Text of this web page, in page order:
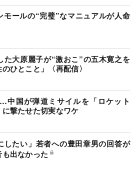
モールの“完璧”なマニュアルが人命
た大原麗子が“激おこ”の五木寛之を
ひとこと」〈再配信〉
中国が弾道ミサイルを「ロケット
撃たせた切実なワケ
したい」若者への豊田章男の回答が
出なかった